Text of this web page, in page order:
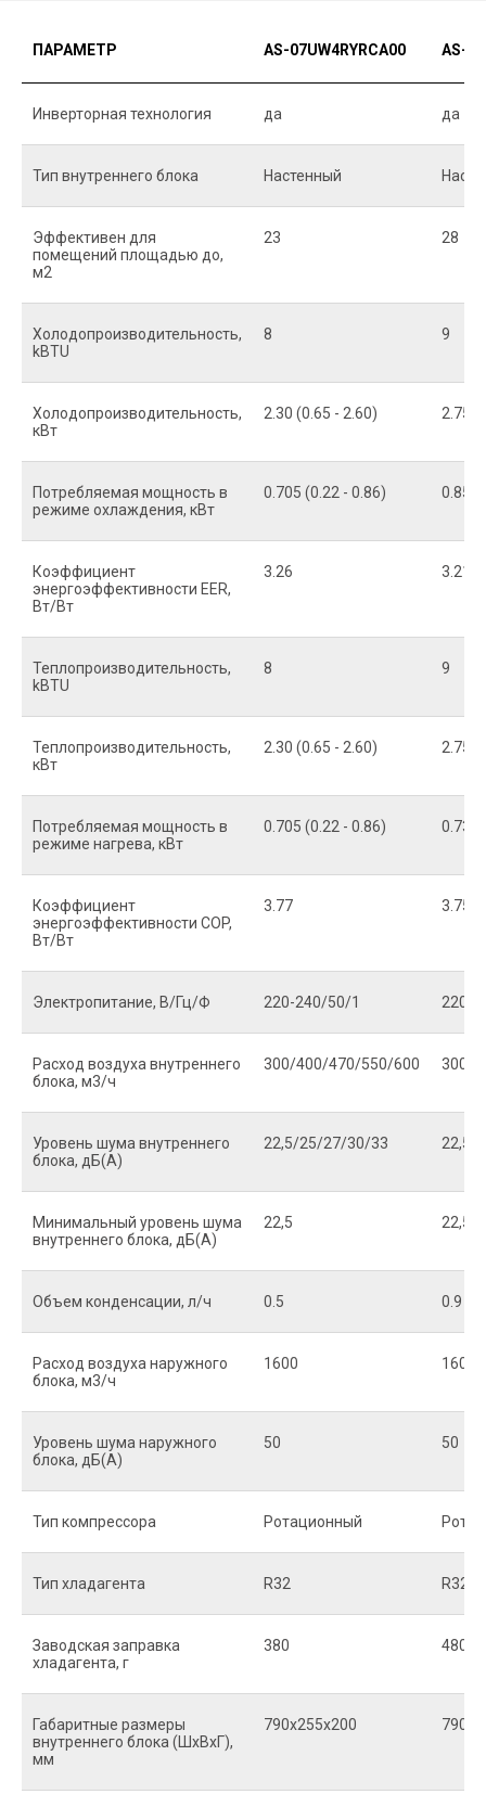
ПАРАМЕТР AS-07UW4RYRCA00 AS-
Инверторная технология да да
Тип внутреннего блока Настенный
Эффективен для
помещений площадью до,
м2
23 28
Холодопроизводительность,
kBTU
8 9
Холодопроизводительность,
кВт
2.30 (0.65 - 2.60) 2.75
Потребляемая мощность в
режиме охлаждения, кВт
0.705 (0.22 - 0.86) 0.857
Коэффициент
энергоэффективности EER,
Вт/Вт
3.26 3.21
Теплопроизводительность,
kBTU
8 9
Теплопроизводительность,
кВт
2.30 (0.65 - 2.60) 2.75
Потребляемая мощность в
режиме нагрева, кВт
0.705 (0.22 - 0.86) 0.733
Коэффициент
энергоэффективности COP,
Вт/Вт
3.77 3.75
Электропитание, В/Гц/Ф 220-240/50/1 220-
Расход воздуха внутреннего
блока, м3/ч
300/400/470/550/600 300/
Уровень шума внутреннего
блока, дБ(А)
22,5/25/27/30/33 22,5/
Минимальный уровень шума
внутреннего блока, дБ(А)
22,5 22,5
Объем конденсации, л/ч 0.5 0.9
Расход воздуха наружного
блока, м3/ч
1600 1600
Уровень шума наружного
блока, дБ(А)
50 50
Тип компрессора Ротационный
Тип хладагента R32 R32
Заводская заправка
хладагента, г
380 480
Габаритные размеры
внутреннего блока (ШxВxГ),
мм
790x255x200